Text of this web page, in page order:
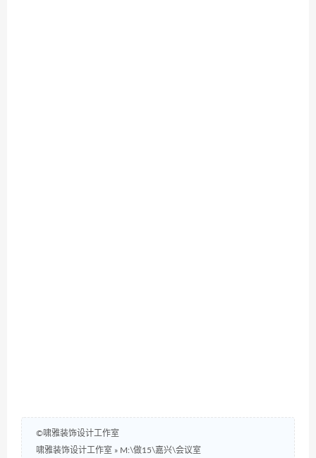
©啸雅装饰设计工作室
啸雅装饰设计工作室 » M:\做15\嘉兴\会议室